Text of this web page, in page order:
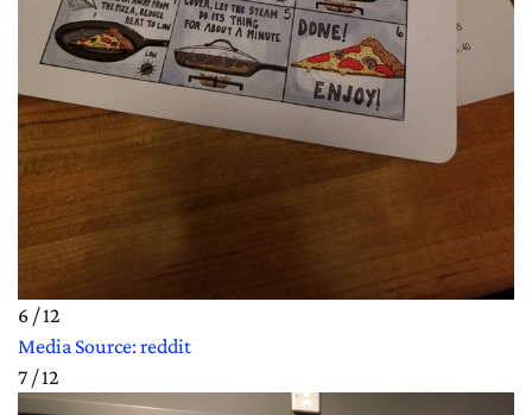
6 / 12
Media Source: reddit
7 / 12